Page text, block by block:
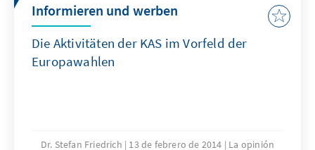
UN-Universum. Am East River reagiert man
mit großer Sorge auf die jüngsten
Ankündigungen aus Washington.
Informieren und werben
Die Aktivitäten der KAS im Vorfeld der
Europawahlen
Dr. Stefan Friedrich 13 de febrero de 2014
La opinión